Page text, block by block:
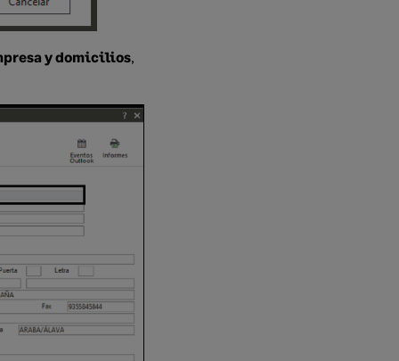
y domicilios,